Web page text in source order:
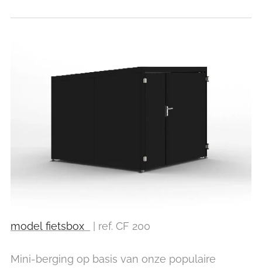
model fietsbox | ref. CF 200
Mini-berging op basis van onze populaire